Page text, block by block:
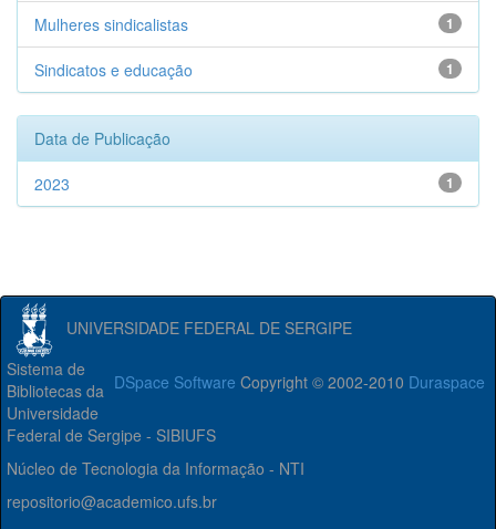
1
Mulheres sindicalistas
1
Sindicatos e educação
Data de Publicação
1
2023
UNIVERSIDADE FEDERAL DE SERGIPE
DSpace Software Copyright © 2002-2010 Duraspace
Sistema de
Bibliotecas da
Universidade
Federal de Sergipe - SIBIUFS
Núcleo de Tecnologia da Informação - NTI
repositorio@academico.ufs.br